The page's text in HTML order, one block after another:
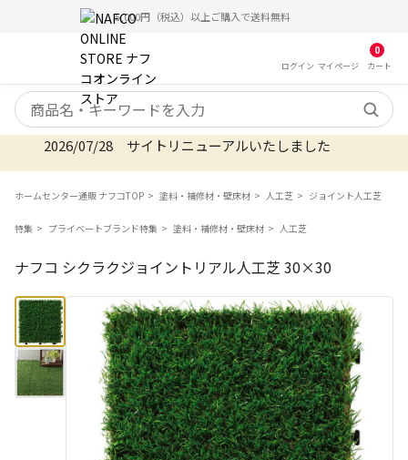
5,000円（税込）以上ご購入で送料無料
ログイン マイ ページ
0
カート
検索キーワード
2026/07/28 サイトリニューアルいたしました
ホームセンター通販 ナフコTOP 塗料・補修材・壁床材 人工芝 ジョイント人工芝
特集 プライベートブランド特集 塗料・補修材・壁床材 人工芝
ナフコ シクラクジョイントリアル人工芝 30×30